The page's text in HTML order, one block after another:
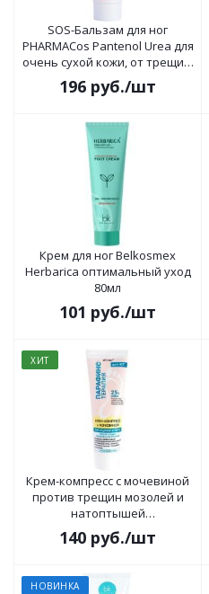
SOS-Бальзам для ног
PHARMACos Pantenol Urea для
очень сухой кожи, от трещин,
мозолей и натоптышей 75мл
196 руб./шт
Крем для ног Belkosmex
Herbarica оптимальный уход
80мл
101 руб./шт
ХИТ
Крем-компресс с мочевиной
против трещин мозолей и
натоптышей
Парафинотерапия 75мл
140 руб./шт
НОВИНКА